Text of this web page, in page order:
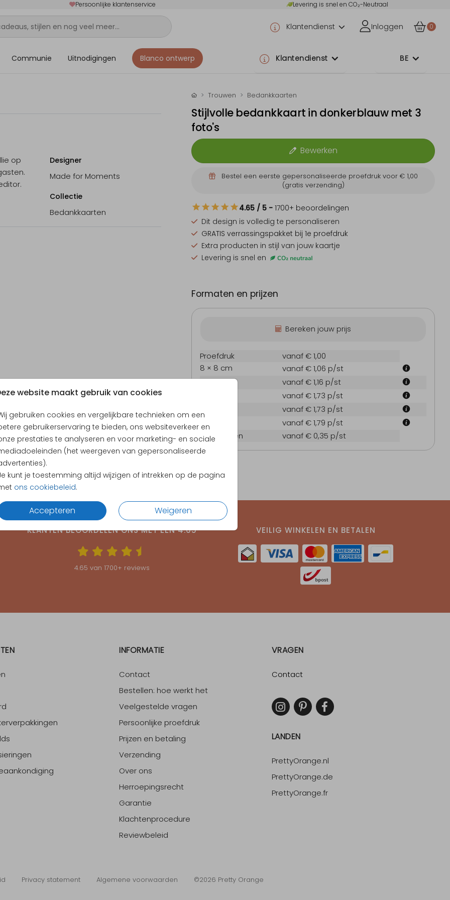
Persoonlijke klantenservice Levering is snel en CO₂-Neutraal
Klantendienst Inloggen 0
Communie Uitnodigingen Blanco ontwerp Klantendienst BE
website maakt gebruik van cookies
gebruiken cookies en vergelijkbare technieken om een
gebruikerservaring te bieden, ons websiteverkeer en
prestaties te analyseren en voor marketing- en sociale
(het weergeven van gepersonaliseerde
kunt je toestemming altijd wijzigen of intrekken op de pagina
ons cookiebeleid.
Accepteren Weigeren
op
Designer
Made for Moments
Collectie
Bedankkaarten
Trouwen Bedankkaarten
Stijlvolle bedankkaart in donkerblauw met 3
foto's
Bewerken
Bestel een eerste gepersonaliseerde proefdruk voor € 1,00
(gratis verzending)
4.65 / 5 - 1700+ beoordelingen
Dit design is volledig te personaliseren
GRATIS verrassingspakket bij 1e proefdruk
Extra producten in stijl van jouw kaartje
Levering is snel en
Formaten en prijzen
Bereken jouw prijs
Proefdruk
vanaf € 1,00
8 × 8 cm
vanaf € 1,06 p/st
11 × 11 cm
vanaf € 1,16 p/st
vanaf € 1,73 p/st
vanaf € 1,73 p/st
vanaf € 1,79 p/st
Enveloppen
vanaf € 0,35 p/st
KLANTEN BEOORDELEN ONS MET EEN4.65
4.65 van 1700+ reviews
VEILIG WINKELEN EN BETALEN
INFORMATIE
Contact
Bestellen: hoe werkt het
Veelgestelde vragen
Persoonlijke proefdruk
Prijzen en betaling
Verzending
Over ons
Herroepingsrecht
Garantie
Klachtenprocedure
Reviewbeleid
VRAGEN
Contact
LANDEN
PrettyOrange.nl
PrettyOrange.de
PrettyOrange.fr
Privacy statement Algemene voorwaarden ©2026 Pretty Orange